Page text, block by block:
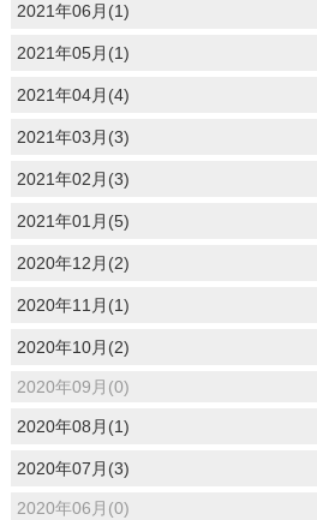
2021年06月(1)
2021年05月(1)
2021年04月(4)
2021年03月(3)
2021年02月(3)
2021年01月(5)
2020年12月(2)
2020年11月(1)
2020年10月(2)
2020年09月(0)
2020年08月(1)
2020年07月(3)
2020年06月(0)